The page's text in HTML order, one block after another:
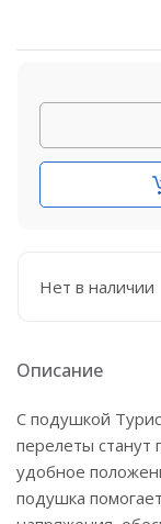
Нет в наличии
Описание
С подушкой
перелеты станут
удобное
подушка